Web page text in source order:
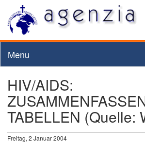
Menu
HIV/AIDS:
TABELLEN (Quelle:
Freitag, 2 Januar 2004